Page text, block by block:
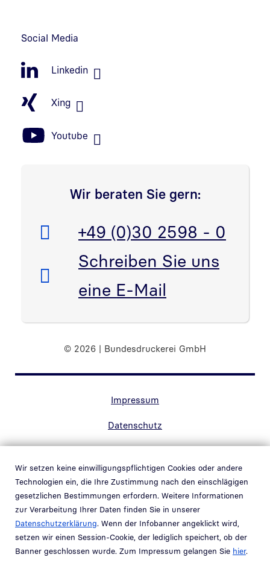
Wir setzen keine einwilligungspflichtigen Cookies oder andere
Technologien ein, die Ihre Zustimmung nach den einschlägigen
gesetzlichen Bestimmungen erfordern. Weitere Informationen
zur Verarbeitung Ihrer Daten finden Sie in unserer
Datenschutzerklärung. Wenn der Infobanner angeklickt wird,
setzen wir einen Session-Cookie, der lediglich speichert, ob der
Banner geschlossen wurde. Zum Impressum gelangen Sie hier.
Social Media
Linkedin
Xing
Youtube
Wir beraten Sie gern:
Telefon:
+49 (0)30 2598 - 0
E-Mail:
Schreiben Sie uns
eine E-Mail
© 2026 | Bundesdruckerei GmbH
Impressum
Datenschutz
Barrierefreiheit
Hinweisgebersystem
Link in neuem Fenster öffnen
Schwachstellenmeldung